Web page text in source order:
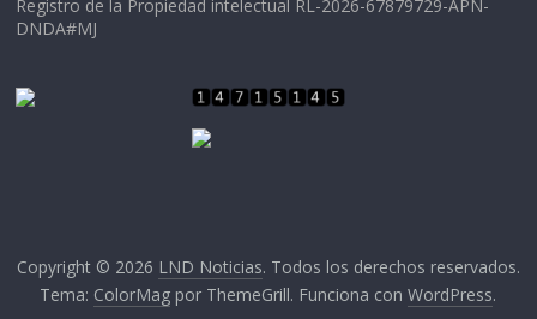
Registro de la Propiedad intelectual RL-2026-67879729-APN-
DNDA#MJ
Copyright © 2026 LND Noticias. Todos los derechos reservados.
Tema: ColorMag por ThemeGrill. Funciona conWordPress.